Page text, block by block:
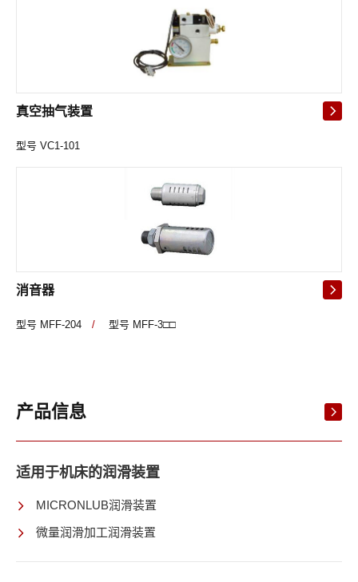
产品信息
适用于机床的润滑装置
MICRONLUB润滑装置
微量润滑加工润滑装置
真空抽气装置
型号 VC1-101
消音器
型号 MFF-204 / 型号 MFF-3□□